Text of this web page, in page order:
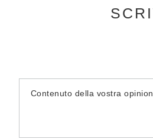
Contenuto della vostra